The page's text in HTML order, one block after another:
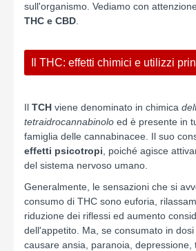
sull'organismo. Vediamo con
THC e CBD
Il THC: effetti chimici e utilizzi
Il TCH viene denominato in chimica
tetraidrocannabinolo ed è presente in
famiglia delle cannabinacee. Il suo
effetti psicotropi , poiché agisce
del sistema nervoso umano.
Generalmente, le sensazioni che si
consumo di THC sono euforia,
riduzione dei riflessi ed aumento
dell'appetito. Ma, se consumato in
causare ansia, paranoia, depressione,